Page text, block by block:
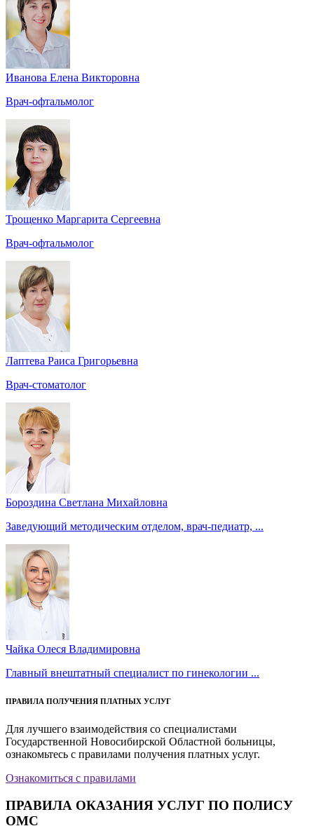
Иванова Елена Викторовна
Врач-офтальмолог
Трощенко Маргарита Сергеевна
Врач-офтальмолог
Лаптева Раиса Григорьевна
Врач-стоматолог
Бороздина Светлана Михайловна
Заведующий методическим отделом, врач-педиатр, ...
Чайка Олеся Владимировна
Главный внештатный специалист по гинекологии ...
ПРАВИЛА ПОЛУЧЕНИЯ ПЛАТНЫХ УСЛУГ
Для лучшего взаимодействия со специалистами
Государственной Новосибирской Областной больницы,
ознакомьтесь с правилами получения платных услуг.
Ознакомиться с правилами
ПРАВИЛА ОКАЗАНИЯ УСЛУГ ПО ПОЛИСУ
ОМС